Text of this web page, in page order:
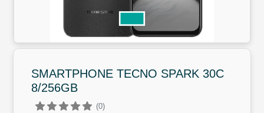
SMARTPHONE TECNO SPARK 30C
8/256GB
(0)